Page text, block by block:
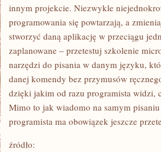
innym projekcie. Niezwykle
programowania się powtarzają, a
stworzyć daną aplikację w przeciągu
zaplanowane – przetestuj szkolenie
narzędzi do pisania w danym języku,
danej komendy bez przymusów
dzięki jakim od razu programista widzi,
Mimo to jak wiadomo na samym
programista ma obowiązek jeszcze
źródło: